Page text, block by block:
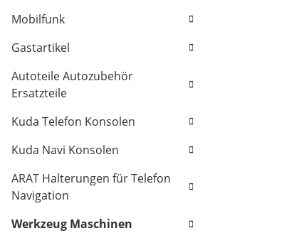
Mobilfunk
Gastartikel
Autoteile Autozubehör
Ersatzteile
Kuda Telefon Konsolen
Kuda Navi Konsolen
ARAT Halterungen für Telefon
Navigation
Werkzeug Maschinen